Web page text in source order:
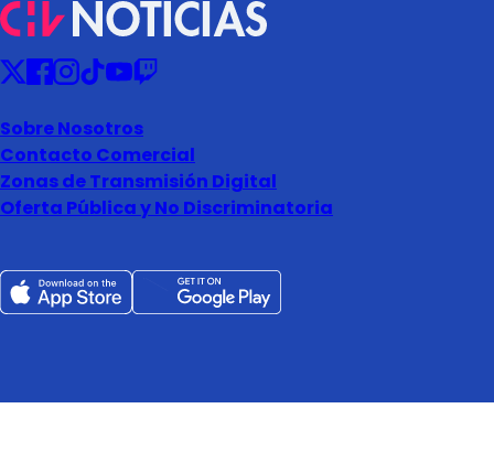
Sobre Nosotros
Contacto Comercial
Zonas de Transmisión Digital
Oferta Pública y No Discriminatoria